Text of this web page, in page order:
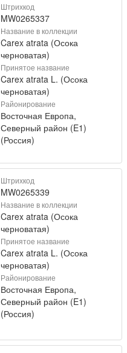
Штрихкод
MW0265337
Название в коллекции
Carex atrata (Осока
черноватая)
Принятое название
Carex atrata L. (Осока
черноватая)
Районирование
Восточная Европа,
Северный район (E1)
(Россия)
Штрихкод
MW0265339
Название в коллекции
Carex atrata (Осока
черноватая)
Принятое название
Carex atrata L. (Осока
черноватая)
Районирование
Восточная Европа,
Северный район (E1)
(Россия)